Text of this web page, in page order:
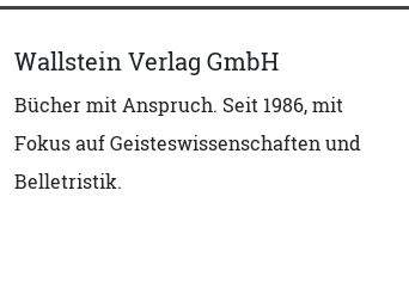
Wallstein Verlag GmbH
Bücher mit Anspruch. Seit 1986, mit
Fokus auf Geisteswissenschaften und
Belletristik.